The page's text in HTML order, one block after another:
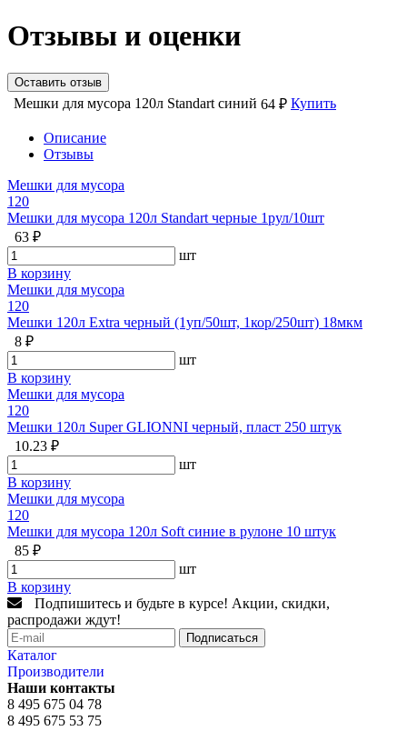
Отзывы и оценки
Оставить отзыв
Мешки для мусора 120л Standart синий 64 ₽ Купить
Описание
Отзывы
Мешки для мусора
120
Мешки для мусора 120л Standart черные 1рул/10шт
63 ₽
шт
В корзину
Мешки для мусора
120
Мешки 120л Extra черный (1уп/50шт, 1кор/250шт) 18мкм
8 ₽
шт
В корзину
Мешки для мусора
120
Мешки 120л Super GLIONNI черный, пласт 250 штук
10.23 ₽
шт
В корзину
Мешки для мусора
120
Мешки для мусора 120л Soft синие в рулоне 10 штук
85 ₽
шт
В корзину
Подпишитесь и будьте в курсе! Акции, скидки,
распродажи ждут!
Подписаться
Каталог
Производители
Наши контакты
8 495 675 04 78
8 495 675 53 75